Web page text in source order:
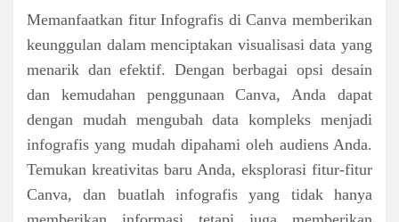
Memanfaatkan fitur Infografis di Canva memberikan
keunggulan dalam menciptakan visualisasi data yang
menarik dan efektif. Dengan berbagai opsi desain
dan kemudahan penggunaan Canva, Anda dapat
dengan mudah mengubah data kompleks menjadi
infografis yang mudah dipahami oleh audiens Anda.
Temukan kreativitas baru Anda, eksplorasi fitur-fitur
Canva, dan buatlah infografis yang tidak hanya